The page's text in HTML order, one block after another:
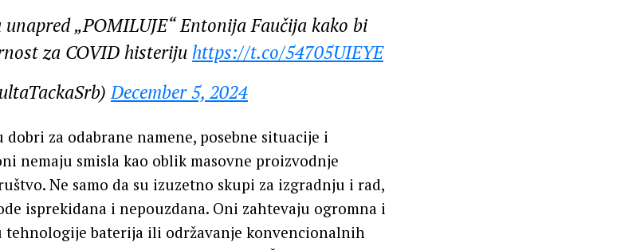
unapred „POMILUJE“ Entonija Faučija kako bi
za COVID histerijuhttps://t.co/54705UIEYE
December 5, 2024
za odabrane namene, posebne situacije i
nemaju smisla kao oblik masovne proizvodnje
Ne samo da su izuzetno skupi za izgradnju i rad,
isprekidana i nepouzdana. Oni zahtevaju ogromna i
tehnologije baterija ili održavanje konvencionalnih